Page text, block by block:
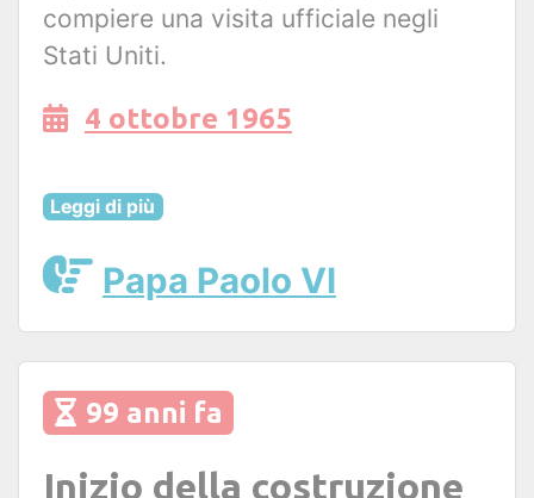
compiere una visita ufficiale negli
Stati Uniti.
4 ottobre 1965
Leggi di più
Papa Paolo VI
99 anni fa
Inizio della costruzione